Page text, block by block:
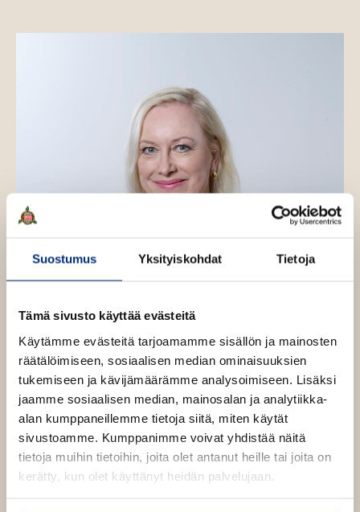
Suostumus Yksityiskohdat Tietoja
Tämä sivusto käyttää evästeitä
Käytämme evästeitä tarjoamamme sisällön ja mainosten
räätälöimiseen, sosiaalisen median ominaisuuksien
tukemiseen ja kävijämäärämme analysoimiseen. Lisäksi
jaamme sosiaalisen median, mainosalan ja analytiikka-
alan kumppaneillemme tietoja siitä, miten käytät
sivustoamme. Kumppanimme voivat yhdistää näitä
tietoja muihin tietoihin, joita olet antanut heille tai joita on
kerätty, kun olet käyttänyt heidän palvelujaan.
Kuva: Jari Riihimäki